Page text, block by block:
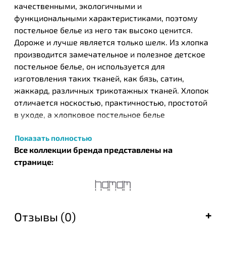
качественными, экологичными и
функциональными характеристиками, поэтому
постельное белье из него так высоко ценится.
Дороже и лучше является только шелк. Из хлопка
производится замечательное и полезное детское
постельное белье, он используется для
изготовления таких тканей, как бязь, сатин,
жаккард, различных трикотажных тканей. Хлопок
отличается носкостью, практичностью, простотой
в уходе, а хлопковое постельное белье
Турецкий бренд текстильных изделий Нamam был
дизайнера Идиль Тарзи. Этот бренд стал одним из
которые с успехом были встречены покупателями
Показать полностью
Все коллекции бренда представлены на
странице:
Отзывы (0)